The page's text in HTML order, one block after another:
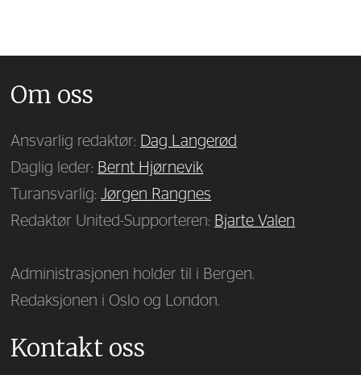
Om oss
Ansvarlig redaktør: Dag Langerød
Daglig leder: Bernt Hjørnevik
Turansvarlig:Jørgen Rangnes
Redaktør United-Supporteren: Bjarte Valen
Administrasjonen holder til i Bergen.
Redaksjonen i Oslo og London.
Kontakt oss